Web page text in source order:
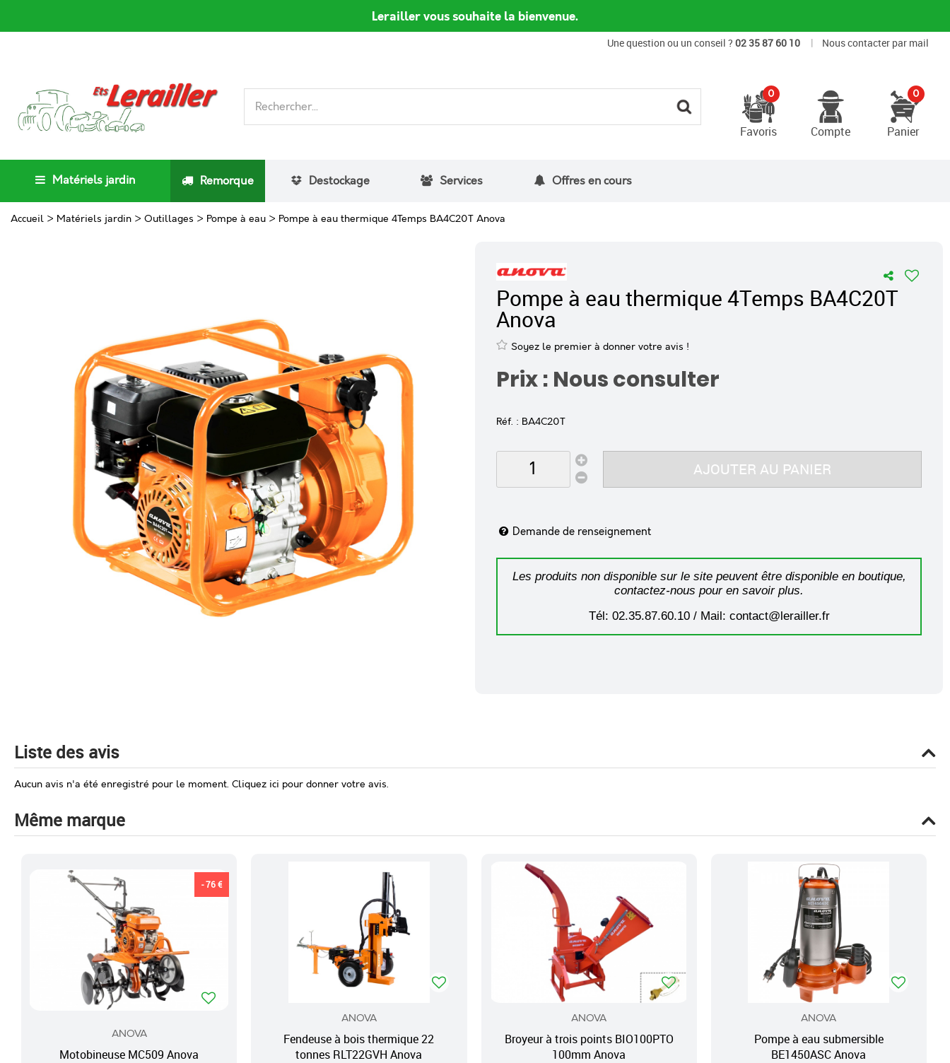
Lerailler vous souhaite la bienvenue.
Une question ou un conseil ? 02 35 87 60 10 | Nous contacter par mail
0
Favoris Compte
0
Panier
Matériels jardin Remorque Destockage Services Offres en cours
Accueil > Matériels jardin > Outillages > Pompe à eau > Pompe à eau thermique 4Temps BA4C20T Anova
Pompe à eau thermique 4Temps BA4C20T
Anova
Soyez le premier à donner votre avis !
Prix : Nous consulter
Réf. : BA4C20T
AJOUTER AU PANIER
Demande de renseignement
Les produits non disponible sur le site peuvent être disponible en boutique,
contactez-nous pour en savoir plus.
Tél: 02.35.87.60.10 / Mail: contact@lerailler.fr
Liste des avis
Aucun avis n'a été enregistré pour le moment. Cliquez ici pour donner votre avis.
Même marque
- 76 €
ANOVA
Motobineuse MC509 Anova
ANOVA
Fendeuse à bois thermique 22
tonnes RLT22GVH Anova
ANOVA
Broyeur à trois points BIO100PTO
100mm Anova
ANOVA
Pompe à eau submersible
BE1450ASC Anova